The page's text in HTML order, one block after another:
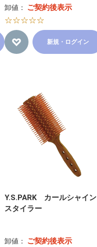
卸値： ご契約後表示
☆☆☆☆☆
新規・ログイン
Y.S.PARK カールシャイン
スタイラー
卸値： ご契約後表示